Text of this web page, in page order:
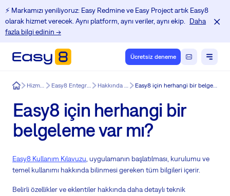
⚡️ Markamızı yeniliyoruz: Easy Redmine ve Easy Project artık Easy8
olarak hizmet verecek. Aynı platform, aynı veriler, aynı ekip.
Daha
fazla bilgi edinin →
Ücretsiz deneme
Easy8 Hizmetler Easy8 Entegrasyonu Hakkında Easy8 Easy8 için herhangi bir belgeleme var mı?
Easy8 için herhangi bir
belgeleme var mı?
Easy8 Kullanım Kılavuzu , uygulamanın başlatılması, kurulumu ve
temel kullanımı hakkında bilinmesi gereken tüm bilgileri içerir.
Belirli özellikler ve eklentiler hakkında daha detaylı teknik